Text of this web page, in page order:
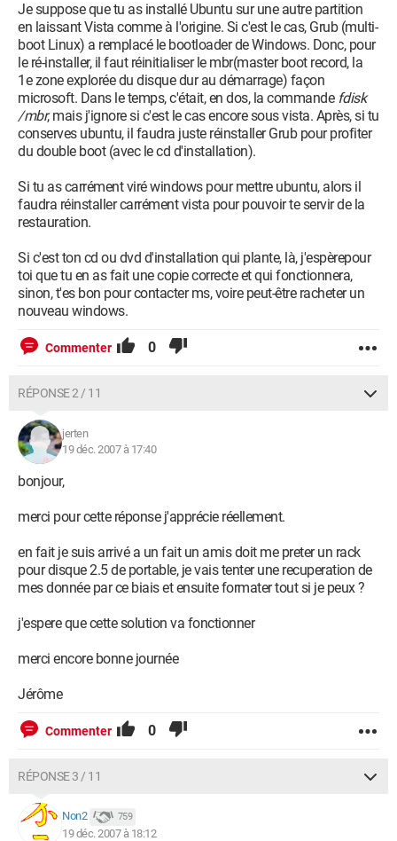
Je suppose que tu as installé Ubuntu sur une autre partition
en laissant Vista comme à l'origine. Si c'est le cas, Grub (multi-
boot Linux) a remplacé le bootloader de Windows. Donc, pour
le ré-installer, il faut réinitialiser le mbr(master boot record, la
1e zone explorée du disque dur au démarrage) façon
microsoft. Dans le temps, c'était, en dos, la commande fdisk
/mbr, mais j'ignore si c'est le cas encore sous vista. Après, si tu
conserves ubuntu, il faudra juste réinstaller Grub pour profiter
du double boot (avec le cd d'installation).
Si tu as carrément viré windows pour mettre ubuntu, alors il
faudra réinstaller carrément vista pour pouvoir te servir de la
restauration.
Si c'est ton cd ou dvd d'installation qui plante, là, j'espèrepour
toi que tu en as fait une copie correcte et qui fonctionnera,
sinon, t'es bon pour contacter ms, voire peut-être racheter un
nouveau windows.
Commenter 0
RÉPONSE 2 / 11
jerten
19 déc. 2007 à 17:40
bonjour,
merci pour cette réponse j'apprécie réellement.
en fait je suis arrivé a un fait un amis doit me preter un rack
pour disque 2.5 de portable, je vais tenter une recuperation de
mes donnée par ce biais et ensuite formater tout si je peux ?
j'espere que cette solution va fonctionner
merci encore bonne journée
Jérôme
Commenter 0
RÉPONSE 3 / 11
Non2 759
19 déc. 2007 à 18:12